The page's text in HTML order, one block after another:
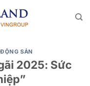
SẢN
2025: Sức